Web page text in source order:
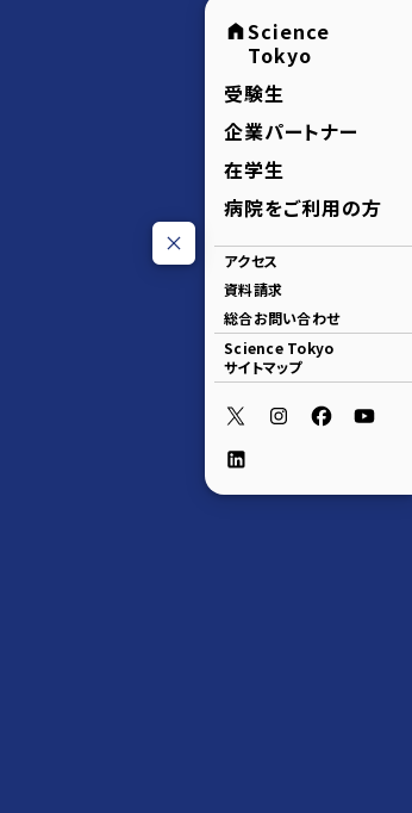
Science
Tokyo
受験生
企業パートナー
在学生
病院をご利用の方
アクセス
資料請求
総合お問い合わせ
Science Tokyo
サイトマップ